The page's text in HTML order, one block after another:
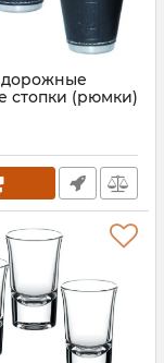
стопки (рюмки)